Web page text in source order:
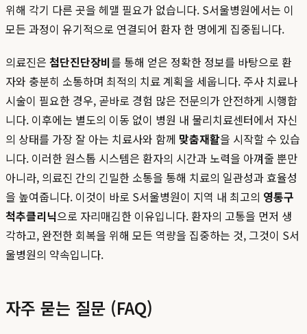
위해 각기 다른 곳을 헤맬 필요가 없습니다. S서울병원에서는 이
모든 과정이 유기적으로 연결되어 환자 한 명에게 집중됩니다.
의료진은 첨단진단장비를 통해 얻은 정확한 정보를 바탕으로 환
자와 충분히 소통하며 최적의 치료 계획을 세웁니다. 주사 치료나
시술이 필요한 경우, 곧바로 경험 많은 전문의가 안전하게 시행합
니다. 이후에는 별도의 이동 없이 병원 내 물리치료센터에서 자신
의 상태를 가장 잘 아는 치료사와 함께 맞춤재활을 시작할 수 있습
니다. 이러한 원스톱 시스템은 환자의 시간과 노력을 아껴줄 뿐만
아니라, 의료진 간의 긴밀한 소통을 통해 치료의 일관성과 효율성
을 높여줍니다. 이것이 바로 S서울병원이 지역 내 최고의 영통구
척추클리닉으로 자리매김한 이유입니다. 환자의 고통을 먼저 생
각하고, 완전한 회복을 위해 모든 역량을 집중하는 것, 그것이 S서
울병원의 약속입니다.
자주 묻는 질문 (FAQ)